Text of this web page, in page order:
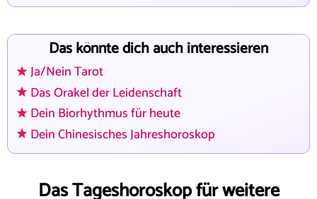
Das könnte dich auch interessieren
Ja/Nein Tarot
Das Orakel der Leidenschaft
Dein Biorhythmus für heute
Dein Chinesisches Jahreshoroskop
Das Tageshoroskop für weitere